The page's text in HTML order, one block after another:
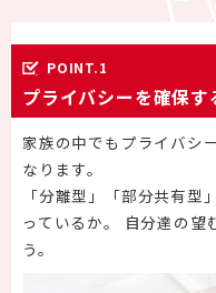
POINT.1
プライバシーを確保す
家族の中でもプライバシ
なります。
「分離型」「部分共有
っているか。 自分達の望
う。